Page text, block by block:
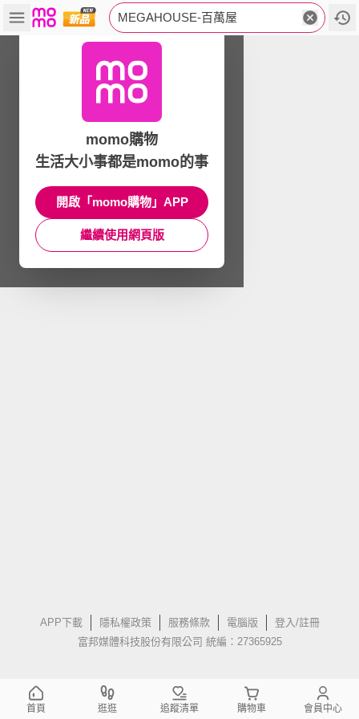
MEGAHOUSE-百萬屋
APP下載 隱私權政策 服務條款 電腦版
登入/註冊
富邦媒體科技股份有限公司 統編：27365925
momo購物
生活大小事都是momo的事
開啟「momo購物」APP
繼續使用網頁版
首頁 逛逛 追蹤清單 購物車 會員中心